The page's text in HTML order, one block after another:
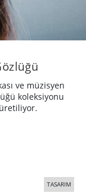
ve müzisyen
koleksiyonu
TASARIM